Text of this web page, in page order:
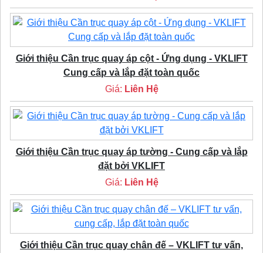
Giới thiệu Cần trục quay áp cột - Ứng dụng - VKLIFT
Cung cấp và lắp đặt toàn quốc
Giá: Liên Hệ
Giới thiệu Cần trục quay áp tường - Cung cấp và lắp
đặt bởi VKLIFT
Giá: Liên Hệ
Giới thiệu Cần trục quay chân đế – VKLIFT tư vấn,